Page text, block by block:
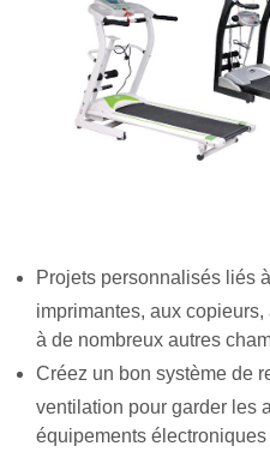
Projets personnalisés liés
imprimantes, aux
à de nombreux autres
Créez un bon système de
ventilation pour garder les
équipements